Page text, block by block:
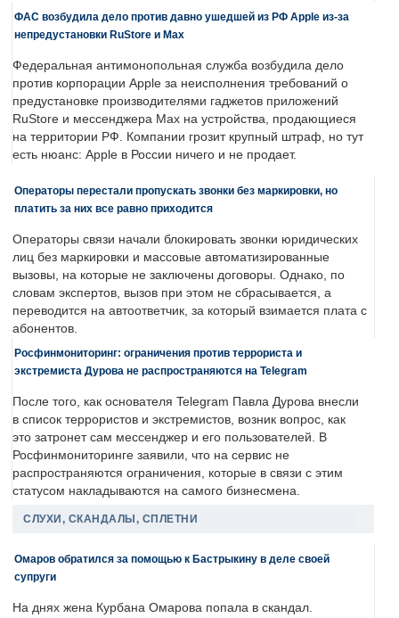
ФАС возбудила дело против давно ушедшей из РФ Apple из-за
непредустановки RuStore и Max
Федеральная антимонопольная служба возбудила дело
против корпорации Apple за неисполнения требований о
предустановке производителями гаджетов приложений
RuStore и мессенджера Max на устройства, продающиеся
на территории РФ. Компании грозит крупный штраф, но тут
есть нюанс: Apple в России ничего и не продает.
Операторы перестали пропускать звонки без маркировки, но
платить за них все равно приходится
Операторы связи начали блокировать звонки юридических
лиц без маркировки и массовые автоматизированные
вызовы, на которые не заключены договоры. Однако, по
словам экспертов, вызов при этом не сбрасывается, а
переводится на автоответчик, за который взимается плата с
абонентов.
Росфинмониторинг: ограничения против террориста и
экстремиста Дурова не распространяются на Telegram
После того, как основателя Telegram Павла Дурова внесли
в список террористов и экстремистов, возник вопрос, как
это затронет сам мессенджер и его пользователей. В
Росфинмониторинге заявили, что на сервис не
распространяются ограничения, которые в связи с этим
статусом накладываются на самого бизнесмена.
СЛУХИ, СКАНДАЛЫ, СПЛЕТНИ
Омаров обратился за помощью к Бастрыкину в деле своей
супруги
На днях жена Курбана Омарова попала в скандал.